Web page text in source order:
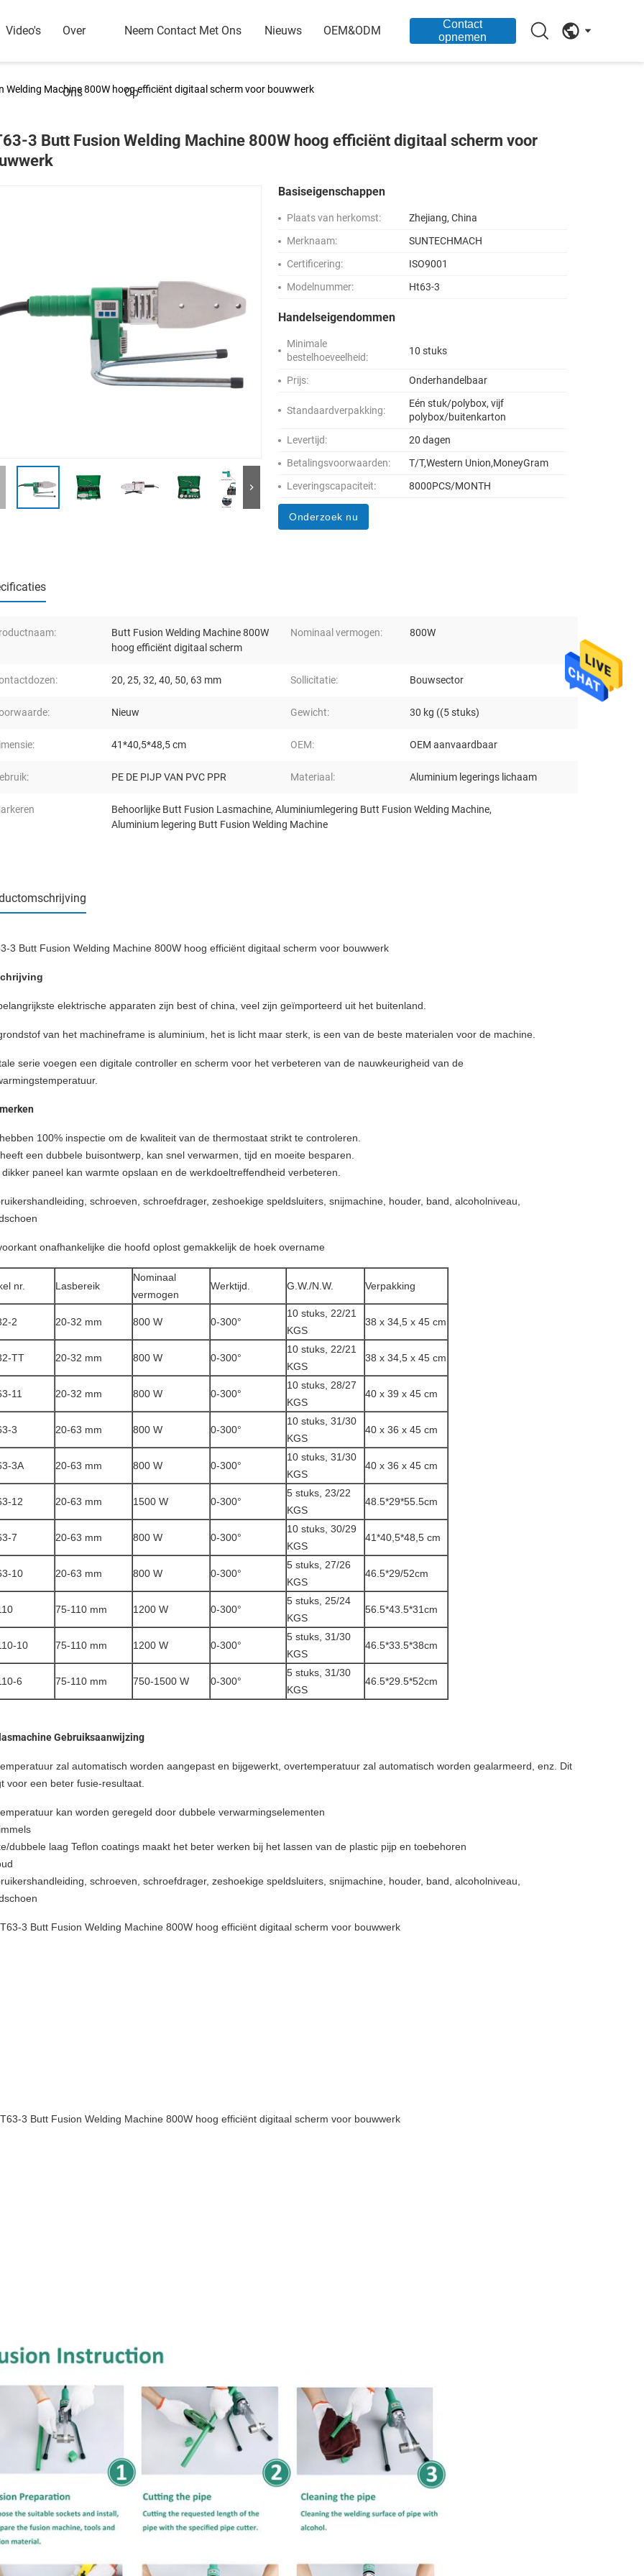
Video's Over
Ons
Neem Contact Met Ons
Op
Nieuws OEM&ODM
Contact
opnemen
Welding Machine 800W hoog efficiënt digitaal scherm voor bouwwerk
3 Butt Fusion Welding Machine 800W hoog efficiënt digitaal scherm voor
Basiseigenschappen
Plaats van herkomst:
Zhejiang, China
Merknaam:
SUNTECHMACH
Certificering:
ISO9001
Modelnummer:
Ht63-3
Handelseigendommen
Minimale
bestelhoeveelheid:
10 stuks
Prijs: Onderhandelbaar
Standaardverpakking:
Eén stuk/polybox, vijf
polybox/buitenkarton
Levertijd:
20 dagen
Betalingsvoorwaarden:
T/T,Western Union,MoneyGram
Leveringscapaciteit:
8000PCS/MONTH
Onderzoek nu
Butt Fusion Welding Machine 800W
hoog efficiënt digitaal scherm
Nominaal vermogen: 800W
20, 25, 32, 40, 50, 63 mm Sollicitatie: Bouwsector
Nieuw Gewicht: 30 kg ((5 stuks)
41*40,5*48,5 cm OEM: OEM aanvaardbaar
PE DE PIJP VAN PVC PPR Materiaal: Aluminium legerings lichaam
Behoorlijke Butt Fusion Lasmachine, Aluminiumlegering Butt Fusion Welding Machine,
Aluminium legering Butt Fusion Welding Machine
3 Butt Fusion Welding Machine 800W hoog efficiënt digitaal scherm voor bouwwerk
elektrische apparaten zijn best of china, veel zijn geïmporteerd uit het buitenland.
van het machineframe is aluminium, het is licht maar sterk, is een van de beste materialen voor de machine.
serie voegen een digitale controller en scherm voor het verbeteren van de nauwkeurigheid van de
100% inspectie om de kwaliteit van de thermostaat strikt te controleren.
een dubbele buisontwerp, kan snel verwarmen, tijd en moeite besparen.
dikker paneel kan warmte opslaan en de werkdoeltreffendheid verbeteren.
schroeven, schroefdrager, zeshoekige speldsluiters, snijmachine, houder, band, alcoholniveau,
onafhankelijke die hoofd oplost gemakkelijk de hoek overname
nr. Lasbereik
Nominaal
vermogen
Werktijd. G.W./N.W. Verpakking
2 20-32 mm 800 W 0-300°
10 stuks, 22/21
KGS
38 x 34,5 x 45 cm
TT 20-32 mm 800 W 0-300°
10 stuks, 22/21
KGS
38 x 34,5 x 45 cm
11 20-32 mm 800 W 0-300°
10 stuks, 28/27
KGS
40 x 39 x 45 cm
3 20-63 mm 800 W 0-300°
10 stuks, 31/30
KGS
40 x 36 x 45 cm
3A 20-63 mm 800 W 0-300°
10 stuks, 31/30
KGS
40 x 36 x 45 cm
12 20-63 mm 1500 W 0-300°
5 stuks, 23/22
KGS
48.5*29*55.5cm
7 20-63 mm 800 W 0-300°
10 stuks, 30/29
KGS
41*40,5*48,5 cm
10 20-63 mm 800 W 0-300°
5 stuks, 27/26
KGS
46.5*29/52cm
75-110 mm 1200 W 0-300°
5 stuks, 25/24
KGS
56.5*43.5*31cm
10 75-110 mm 1200 W 0-300°
5 stuks, 31/30
KGS
46.5*33.5*38cm
6 75-110 mm 750-1500 W 0-300°
5 stuks, 31/30
KGS
46.5*29.5*52cm
Gebruiksaanwijzing
zal automatisch worden aangepast en bijgewerkt, overtemperatuur zal automatisch worden gealarmeerd, enz. Dit
voor een beter fusie-resultaat.
kan worden geregeld door dubbele verwarmingselementen
dubbele laag Teflon coatings maakt het beter werken bij het lassen van de plastic pijp en toebehoren
schroeven, schroefdrager, zeshoekige speldsluiters, snijmachine, houder, band, alcoholniveau,